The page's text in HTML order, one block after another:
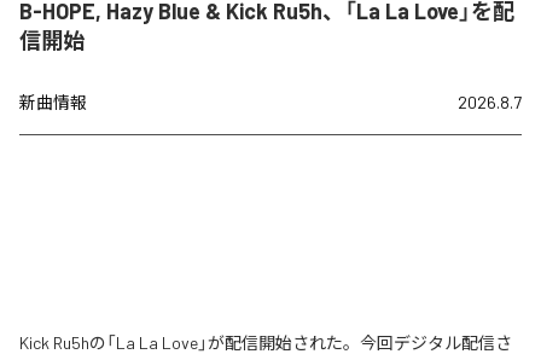
B-HOPE, Hazy Blue & Kick Ru5h、「La La Love」を配
信開始
新曲情報 2026.8.7
Kick Ru5hの「La La Love」が配信開始された。今回デジタル配信さ